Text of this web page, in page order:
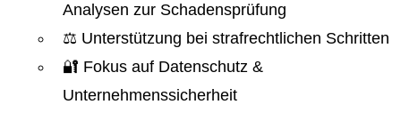
Analysen zur Schadensprüfung
⚖️ Unterstützung bei strafrechtlichen Schritten
🔐 Fokus auf Datenschutz &
Unternehmenssicherheit